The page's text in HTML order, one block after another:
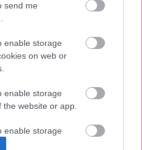
send me
enable storage
on web or
enable storage
the website or app.
enable storage
indul ismét
MLVSZE jóvoltából!